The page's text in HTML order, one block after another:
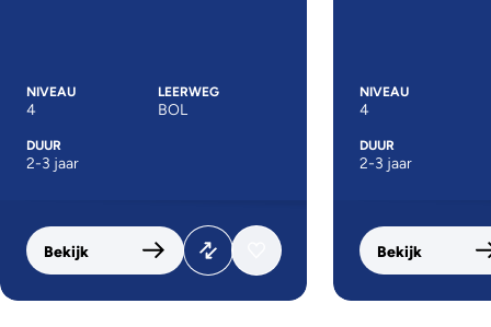
NIVEAU
4
LEERWEG
BOL
DUUR
2-3 jaar
Bekijk
NIVEAU
4
DUUR
2-3 jaar
Bekijk